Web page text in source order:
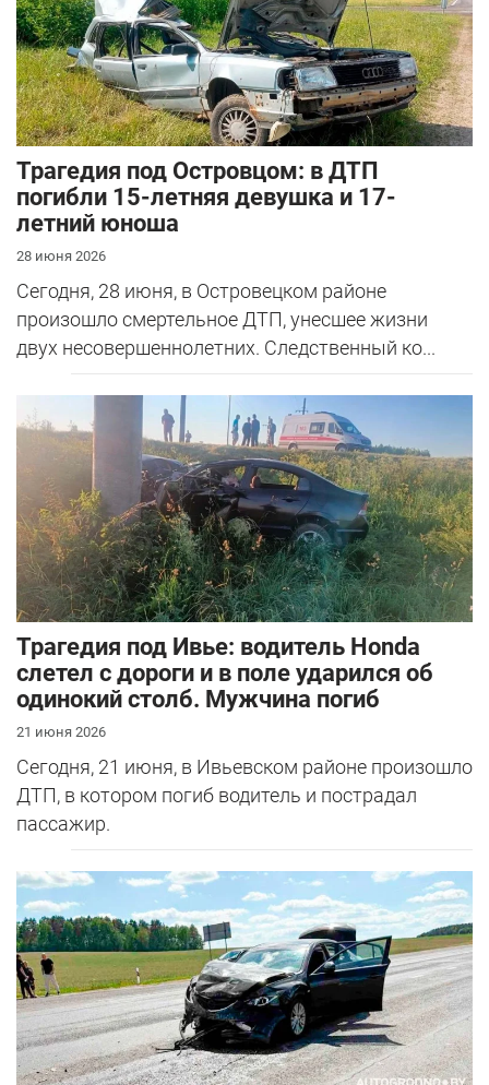
Трагедия под Островцом: в ДТП
погибли 15-летняя девушка и 17-
летний юноша
28 июня 2026
Сегодня, 28 июня, в Островецком районе
произошло смертельное ДТП, унесшее жизни
двух несовершеннолетних. Следственный ко...
Трагедия под Ивье: водитель Honda
слетел с дороги и в поле ударился об
одинокий столб. Мужчина погиб
21 июня 2026
Сегодня, 21 июня, в Ивьевском районе произошло
ДТП, в котором погиб водитель и пострадал
пассажир.